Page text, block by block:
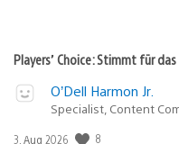
Players’ Choice: Stimmt für
O’Dell Harmon Jr.
Specialist, Content
Veröffentlichungsdatum:
3. Aug 2026 8